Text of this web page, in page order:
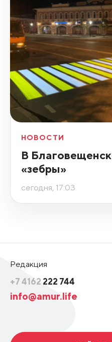
НОВОСТИ
В
«зебры»
сегодня, 17:03
Редакция
+7 4162 222 744
info@amur.life